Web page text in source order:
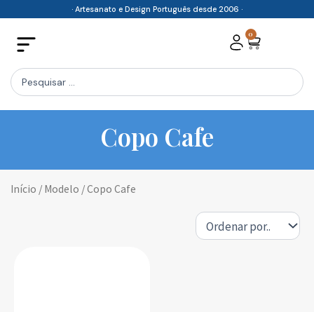
content
· Artesanato e Design Português desde 2006 ·
0
Cart
Search
...
Copo Cafe
Início / Modelo / Copo Cafe